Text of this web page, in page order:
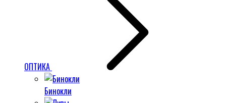
ОПТИКА
Бинокли